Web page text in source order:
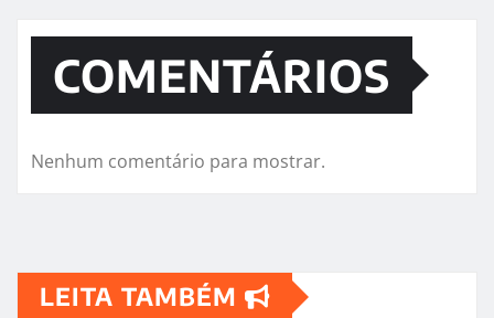
COMENTÁRIOS
Nenhum comentário para mostrar.
LEITA TAMBÉM